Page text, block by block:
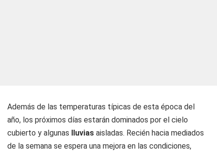
Además de las temperaturas típicas de esta época del
año, los próximos días estarán dominados por el cielo
cubierto y algunas lluvias aisladas. Recién hacia mediados
de la semana se espera una mejora en las condiciones,